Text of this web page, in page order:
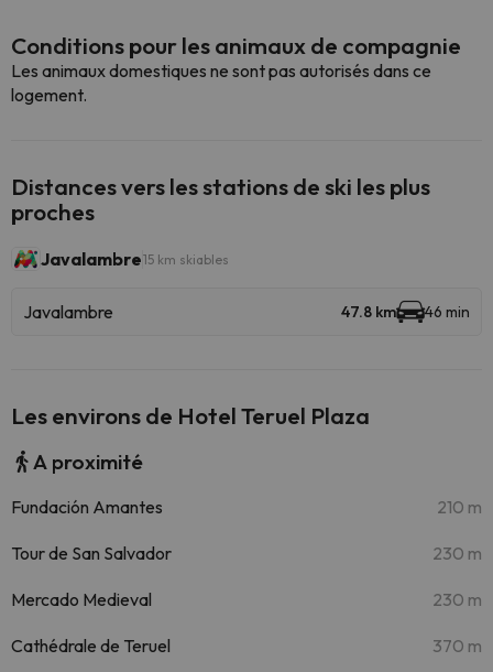
Conditions pour les animaux de compagnie
Les animaux domestiques ne sont pas autorisés dans ce
logement.
Distances vers les stations de ski les plus
proches
Javalambre15 km skiables
Javalambre 47.8 km 46 min
Les environs de Hotel Teruel Plaza
A proximité
Fundación Amantes 210 m
Tour de San Salvador 230 m
Mercado Medieval 230 m
Cathédrale de Teruel 370 m